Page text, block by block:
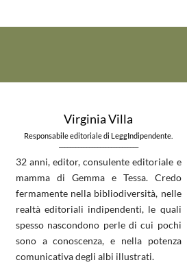
Virginia Villa
Responsabile editoriale di LeggIndipendente.
_____________________________
32 anni, editor, consulente editoriale e
mamma di Gemma e Tessa. Credo
fermamente nella bibliodiversità, nelle
realtà editoriali indipendenti, le quali
spesso nascondono perle di cui pochi
sono a conoscenza, e nella potenza
comunicativa degli albi illustrati.